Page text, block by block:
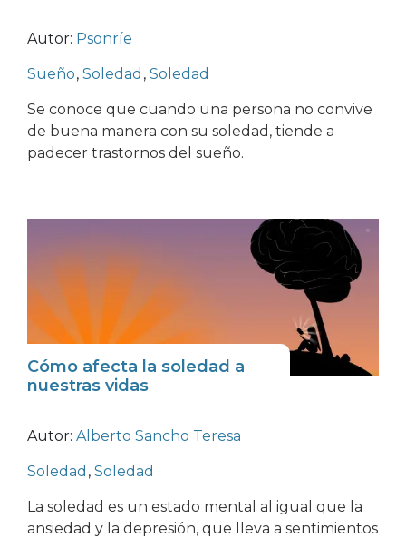
Autor: Psonríe
Sueño, Soledad, Soledad
Se conoce que cuando una persona no convive
de buena manera con su soledad, tiende a
padecer trastornos del sueño.
Cómo afecta la soledad a
nuestras vidas
Autor: Alberto Sancho Teresa
Soledad, Soledad
La soledad es un estado mental al igual que la
ansiedad y la depresión, que lleva a sentimientos